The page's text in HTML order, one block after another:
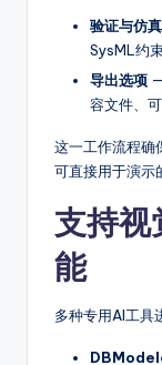
验证与仿真
SysML约
导出选项
容文件、
这一工作流程确
可直接用于演示
支持视
能
多种专用AI工具